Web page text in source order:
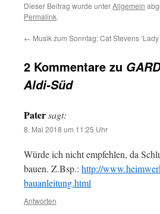
Dieser Beitrag wurde unterAllgemein
Permalink.
← Musik zum Sonntag: Cat Stevens
2 Kommentare zu
Aldi-Süd
Patersagt:
8. Mai 2018 um 11:25 Uhr
Würde ich nicht empfehlen, da
bauen. Z.Bsp.: http://
bauanleitung.html
Antworten